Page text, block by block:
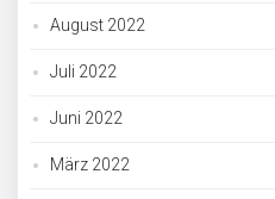
August 2022
Juli 2022
Juni 2022
März 2022